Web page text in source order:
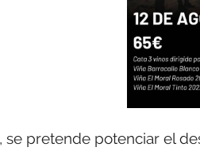
se pretende potenciar el